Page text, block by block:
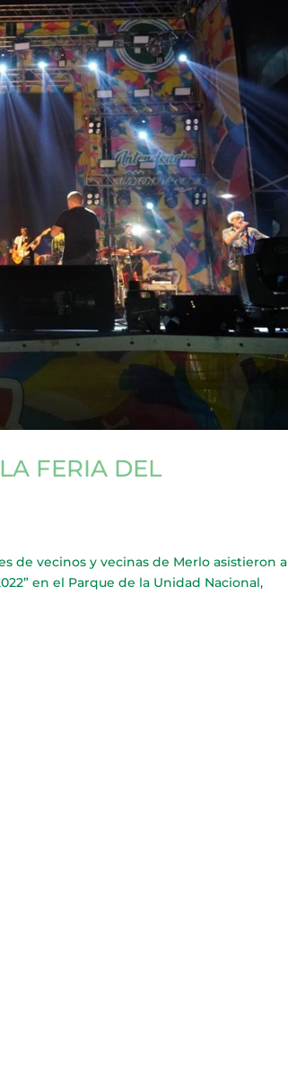
FERIA DEL
de vecinos y vecinas de Merlo asistieron a
en el Parque de la Unidad Nacional,